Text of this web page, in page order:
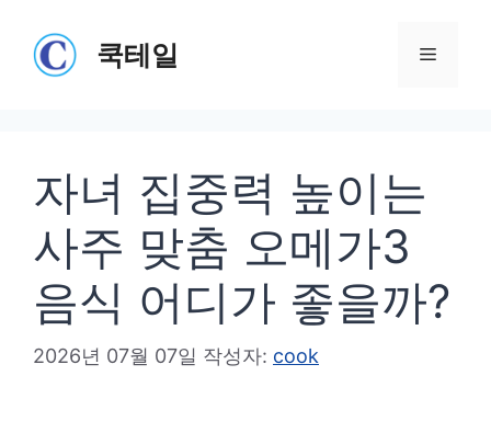
쿡테일 메
자녀 집중력 높이는
사주 맞춤 오메가3
음식 어디가 좋을까?
2026년 07월 07일 작성자: cook